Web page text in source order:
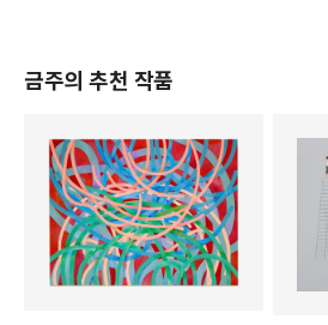
금주의 추천 작품